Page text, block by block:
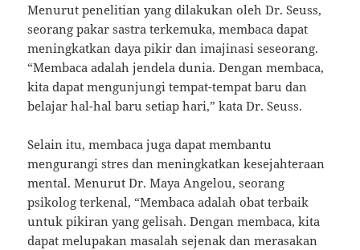
Menurut penelitian yang dilakukan oleh Dr. Seuss,
seorang pakar sastra terkemuka, membaca dapat
meningkatkan daya pikir dan imajinasi seseorang.
“Membaca adalah jendela dunia. Dengan membaca,
kita dapat mengunjungi tempat-tempat baru dan
belajar hal-hal baru setiap hari,” kata Dr. Seuss.
Selain itu, membaca juga dapat membantu
mengurangi stres dan meningkatkan kesejahteraan
mental. Menurut Dr. Maya Angelou, seorang
psikolog terkenal, “Membaca adalah obat terbaik
untuk pikiran yang gelisah. Dengan membaca, kita
dapat melupakan masalah sejenak dan merasakan